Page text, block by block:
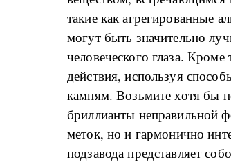
такие как агрегированные
могут быть значительно
человеческого глаза.
действия, используя
камням. Возьмите хотя бы
бриллианты неправильной
меток, но и гармонично
подзавода представляет